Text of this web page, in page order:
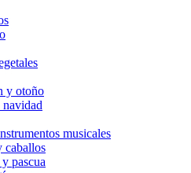
y otoño
musicales
caballos
pascua